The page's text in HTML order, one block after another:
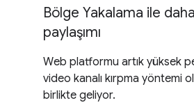
Bölge Yakalama ile
paylaşımı
Web platformu artık yüksek
video kanalı kırpma yöntemi
birlikte geliyor.